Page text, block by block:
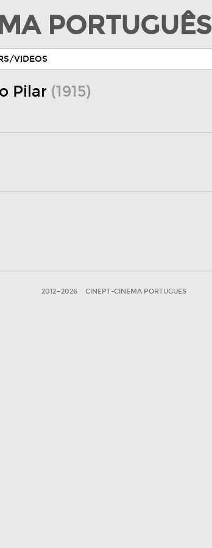
PORTUGUÊS
VIDEOS
Pilar (1915)
2012—2026 CINEPT-CINEMA PORTUGUES